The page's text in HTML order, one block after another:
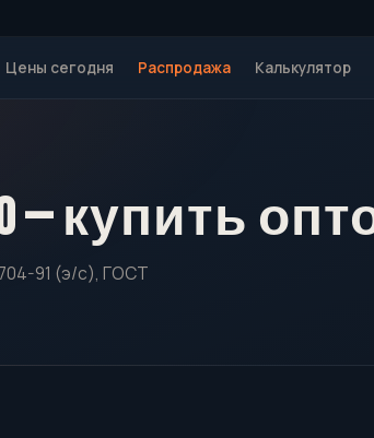
Цены сегодня Распродажа Калькулятор
— купить
91 (э/с), ГОСТ